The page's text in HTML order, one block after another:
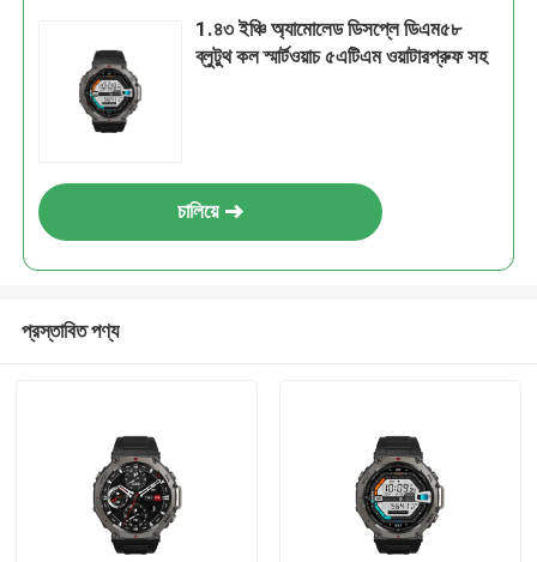
1.৪৩ ইঞ্চি অ্যামোলেড ডিসপ্লে ডিএম৫৮
ব্লুটুথ কল স্মার্টওয়াচ ৫এটিএম ওয়াটারপ্রুফ সহ
চালিয়ে
প্রস্তাবিত পণ্য